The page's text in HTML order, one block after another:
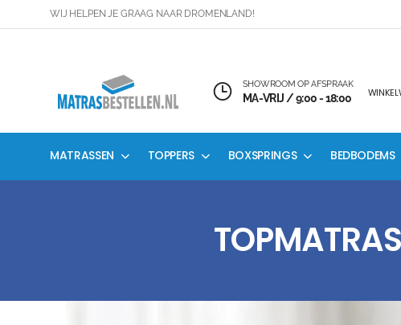
WIJ HELPEN JE GRAAG NAAR DROMENLAND!
SHOWROOM OP AFSPRAAK
MA-VRIJ / 9:00 - 18:00
MATRASSEN TOPPERS BOXSPRINGS BEDBODEMS